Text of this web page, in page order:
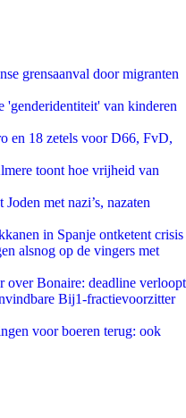
grensaanval door migranten
'genderidentiteit' van kinderen
en 18 zetels voor D66, FvD,
toont hoe vrijheid van
met nazi’s, nazaten
in Spanje ontketent crisis
alsnog op de vingers met
over Bonaire: deadline verloopt
Bij1-fractievoorzitter
voor boeren terug: ook